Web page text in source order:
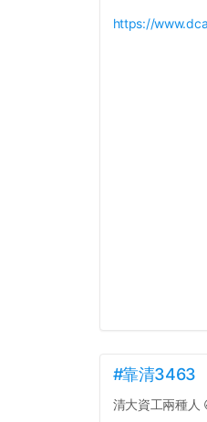
https://
#靠清3463
清大資工兩種人